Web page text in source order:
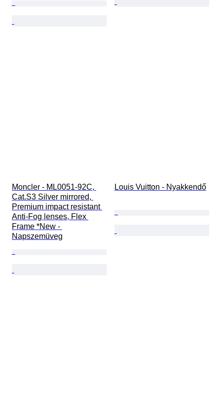
Moncler - ML0051-92C,
Cat.S3 Silver mirrored,
Premium impact resistant
Anti-Fog lenses, Flex
Frame *New -
Napszemüveg
Louis Vuitton - Nyakkendő